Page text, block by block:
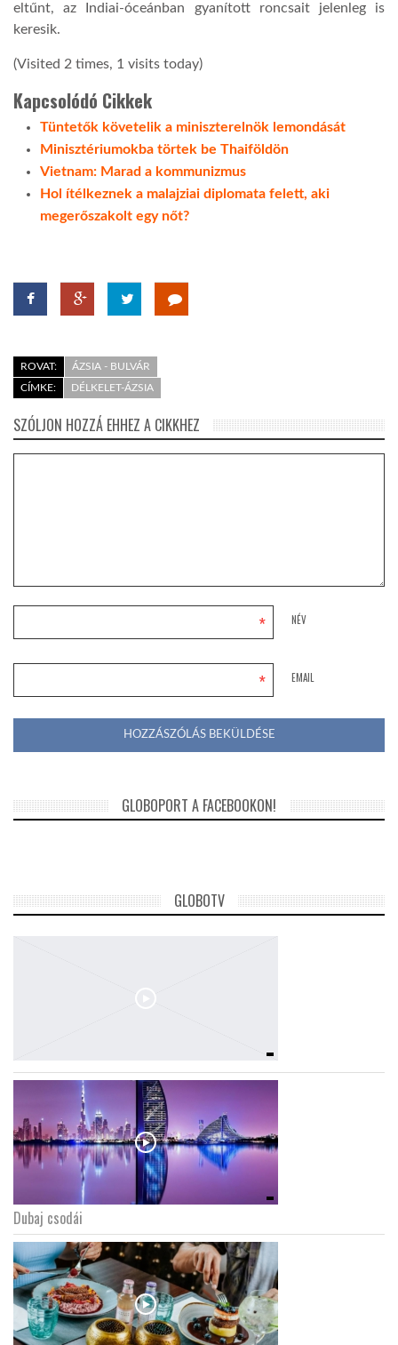
LINKTR.EE
DOBRAVERO.HU
LATIMO.HU
eltűnt, az Indiai-óceánban gyanított roncsait jelenleg is
keresik.
(Visited 2 times, 1 visits today)
Kapcsolódó Cikkek
Tüntetők követelik a miniszterelnök lemondását
Minisztériumokba törtek be Thaiföldön
Vietnam: Marad a kommunizmus
Hol ítélkeznek a malajziai diplomata felett, aki
megerőszakolt egy nőt?
ROVAT:
ÁZSIA - BULVÁR
CÍMKE:
DÉLKELET-ÁZSIA
SZÓLJON HOZZÁ EHHEZ A CIKKHEZ
NÉV
*
EMAIL
*
GLOBOPORT A FACEBOOKON!
GLOBOTV
Dubaj csodái